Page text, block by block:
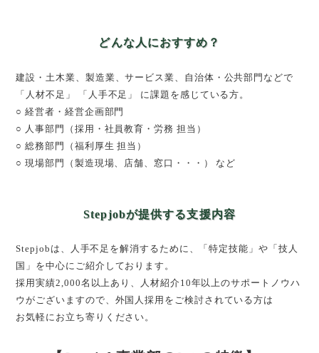
どんな人におすすめ？
建設・土木業、製造業、サービス業、自治体・公共部門などで
「人材不足」 「人手不足」 に課題を感じている方。
○ 経営者・経営企画部門
○ 人事部門（採用・社員教育・労務 担当）
○ 総務部門（福利厚生 担当）
○ 現場部門（製造現場、店舗、窓口・・・） など
Stepjobが提供する支援内容
Stepjobは、人手不足を解消するために、「特定技能」や「技人
国」を中心にご紹介しております。
採用実績2,000名以上あり、人材紹介10年以上のサポートノウハ
ウがございますので、外国人採用をご検討されている方は
お気軽にお立ち寄りください。